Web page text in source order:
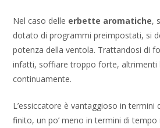
Nel caso delle erbette aromatiche,
dotato di programmi preimpostati, si
potenza della ventola. Trattandosi di
infatti, soffiare troppo forte, altrimenti
continuamente.
L’essiccatore è vantaggioso in
finito, un po’ meno in termini di